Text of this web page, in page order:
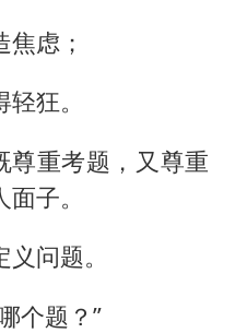
虑；
狂。
尊重考题，又尊重
子。
问题。
个题？”